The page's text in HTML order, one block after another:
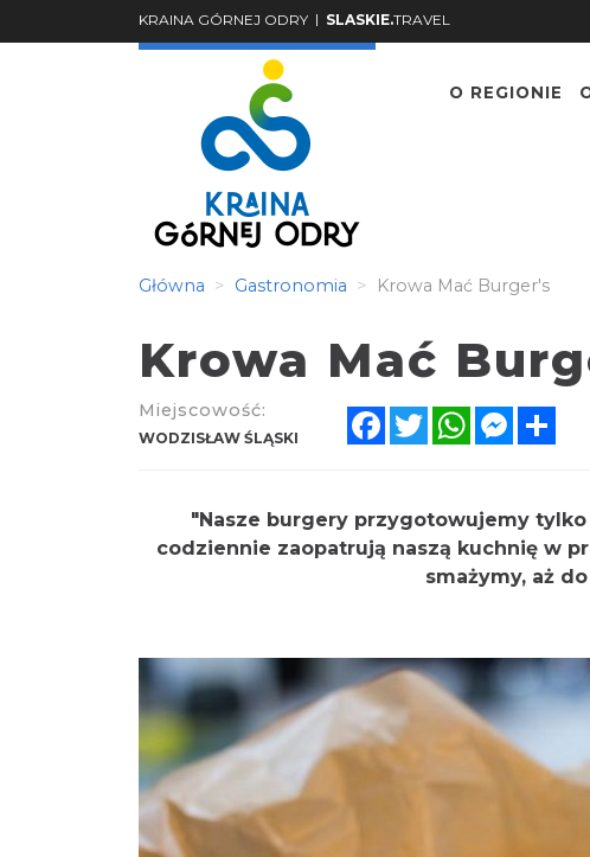
KRAINA GÓRNEJ ODRY | SLASKIE.TRAVEL
O REGIONIE
Główna Gastronomia Krowa Mać Burger's
Krowa Mać
Miejscowość:
WODZISŁAW ŚLĄSKI
FacebookTwitterWhatsApp
"Nasze burgery przygotowujemy
codziennie zaopatrują naszą kuchnię w
smażymy, aż